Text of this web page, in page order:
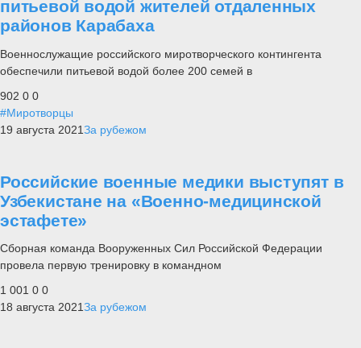
питьевой водой жителей отдаленных
районов Карабаха
Военнослужащие российского миротворческого контингента
обеспечили питьевой водой более 200 семей в
902 0 0
#Миротворцы
19 августа 2021За рубежом
Российские военные медики выступят в
Узбекистане на «Военно-медицинской
эстафете»
Сборная команда Вооруженных Сил Российской Федерации
провела первую тренировку в командном
1 001 0 0
18 августа 2021За рубежом